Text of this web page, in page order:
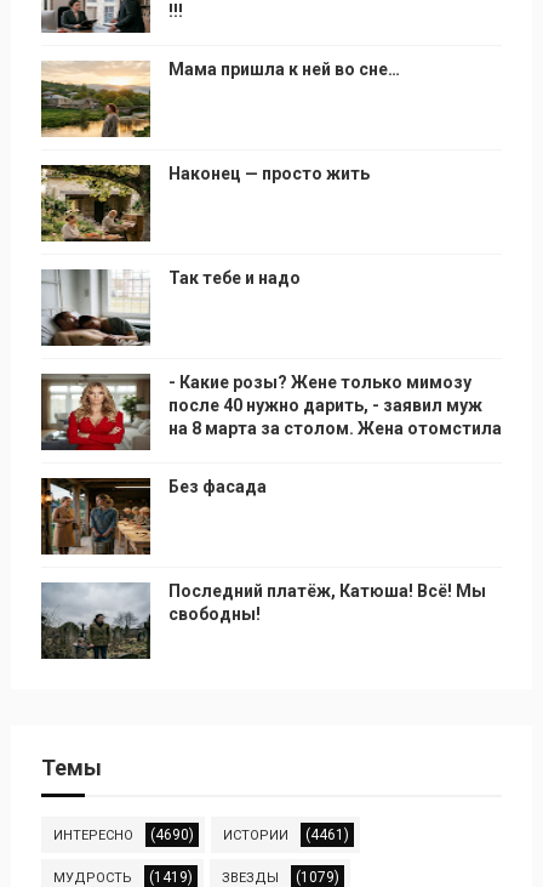
!!!
Мама пришла к ней во сне…
Наконец — просто жить
Так тебе и надо
- Какие розы? Жене только мимозу
после 40 нужно дарить, - заявил муж
на 8 марта за столом. Жена отомстила
Без фасада
Последний платёж, Катюша! Всё! Мы
свободны!
Темы
ИНТЕРЕСНО (4690) ИСТОРИИ (4461)
МУДРОСТЬ (1419) ЗВЕЗДЫ (1079)